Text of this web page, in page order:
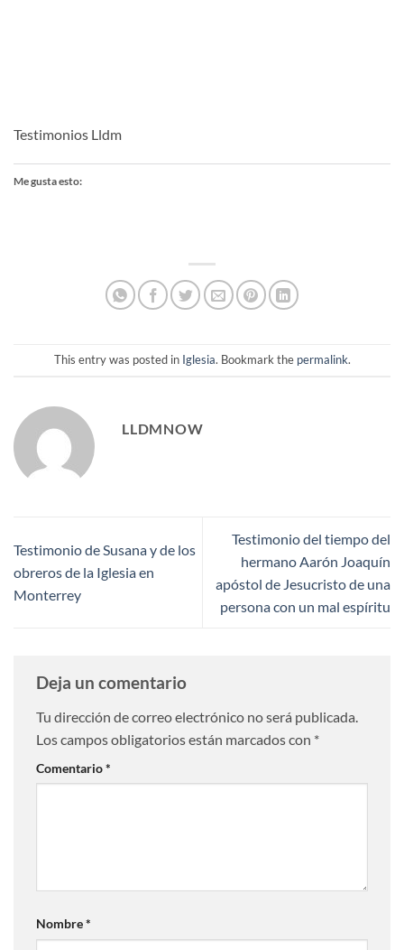
Testimonios Lldm
Me gusta esto:
This entry was posted in Iglesia. Bookmark the permalink.
LLDMNOW
Testimonio de Susana y de los
obreros de la Iglesia en
Monterrey
Testimonio del tiempo del
hermano Aarón Joaquín
apóstol de Jesucristo de una
persona con un mal espíritu
Deja un comentario
Tu dirección de correo electrónico no será publicada.
Los campos obligatorios están marcados con *
Comentario*
Nombre*